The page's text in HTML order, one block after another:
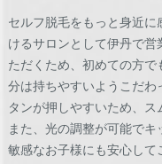
セルフ脱毛をもっと身近
けるサロンとして伊丹で
ただくため、初めての方
分は持ちやすいようこだわ
タンが押しやすいため、ス
また、光の調整が可能で
敏感なお子様にも安心して